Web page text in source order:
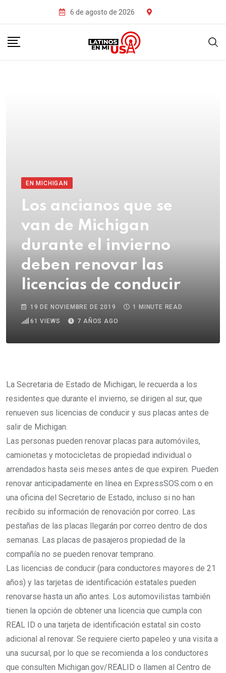
6 de agosto de 2026
EN MICHIGAN
Los ancianos que se
van de Michigan
durante el invierno
deben renovar las
licencias de conducir
19 DE NOVIEMBRE DE 2019
1 MINUTE READ
61 VIEWS 7 AÑOS AGO
La Secretaria de Estado de Michigan, le recuerda a los
residentes que durante el invierno, se dirigen al sur, que
renueven sus licencias de conducir y sus placas antes de
salir de Michigan.
Las personas pueden renovar placas para automóviles,
camionetas y motocicletas de propiedad individual o
arrendados hasta seis meses antes de que expiren. Pueden
renovar anticipadamente en línea en ExpressSOS.com o en
una oficina del Secretario de Estado, incluso si no han
recibido su información de renovación por correo. Las
pestañas de las placas llegarán por correo dentro de dos
semanas. Las placas de pasajeros propiedad de la
compañía no se pueden renovar temprano.
Las licencias de conducir (para conductores mayores de 21
años) y las tarjetas de identificación estatales pueden
renovarse hasta un año antes. Los automovilistas también
tienen la opción de obtener una licencia que cumpla con
REAL ID o una tarjeta de identificación estatal sin costo
adicional al renovar. Se requiere cierto papeleo y una visita a
una sucursal, por lo que se recomienda a los conductores
que consulten Michigan.gov/REALID o llamen al Centro de